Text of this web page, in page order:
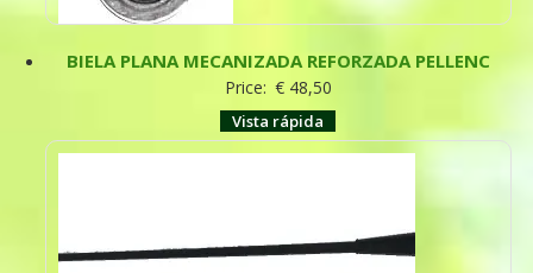
BIELA PLANA MECANIZADA REFORZADA PELLENC
Price: €48,50
Vista rápida